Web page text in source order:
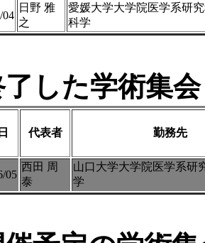
04
日野 雅
之
愛媛大学大学院医学系研
科学
した学術集
代表者 勤務先
05
西田 周
泰
山口大学大学院医学系研
学